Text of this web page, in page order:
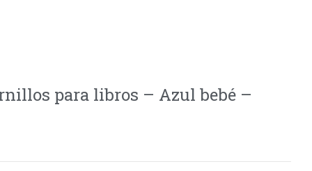
para libros – Azul bebé –